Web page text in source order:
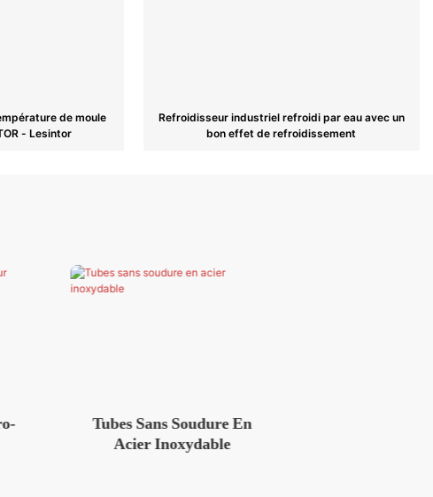
de moule
- Lesintor
Refroidisseur industriel refroidi par eau avec un
bon effet de refroidissement
Soudure En
Entrée Et Sortie D'eau
(huile)